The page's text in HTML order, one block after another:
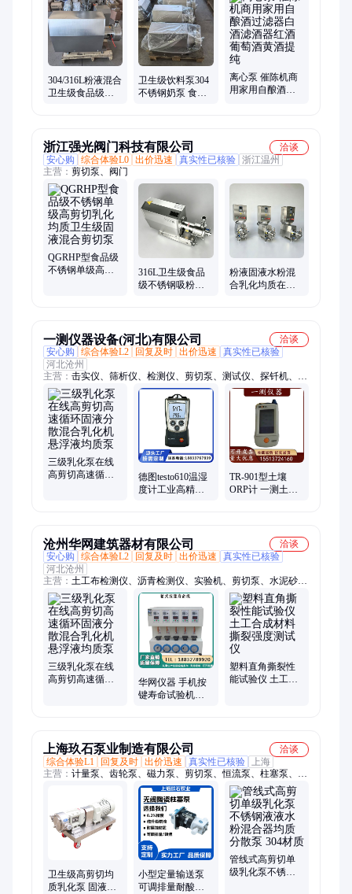
混合器、均质混合乳化泵、不锈钢离心泵、防爆离心泵、卫生级
饮料泵、不锈钢奶泵、食品级离心泵、不锈钢分散泵、卫生级乳
化泵、自吸泵、304自吸泵、立式乳化泵、食品级卫生泵、卧式
卫生级卫生泵、卫生泵、管线式三级乳化泵、防爆酒精泵
304/316L粉液混合
卫生级食品级不
卫生级饮料泵304
不锈钢奶泵 食品
离心泵 催陈机商
用家用自酿酒过
浙江强光阀门科技有限公司
洽谈
安心购
综合体验L0 出价迅速 真实性已核验 浙江温州
主营： 剪切泵、阀门
QGRHP型食品级
不锈钢单级高剪
316L卫生级食品
级不锈钢吸粉式
粉液固液水粉混
合乳化均质在线
一测仪器设备(河北)有限公司
洽谈
安心购
综合体验L2 回复及时 出价迅速
真实性已核验
河北沧州
主营： 击实仪、筛析仪、检测仪、剪切泵、测试仪、探钎机、集
装箱、试验机、测定仪、试验仪、阻力仪、振摆仪、大于40cm、
uv紫外线、防水材料、水泥浆体、石材耐磨、电线电缆、塑料哑
铃、水泥标准、砖石水泥、狄法尔磨、电动脱模、稳定度仪、压
力泌水、胶砂流动
三级乳化泵在线
高剪切高速循环
德图testo610温湿
度计工业高精度
TR-901型土壤
ORP计 一测土壤
沧州华网建筑器材有限公司
洽谈
安心购
综合体验L2 回复及时 出价迅速
真实性已核验
河北沧州
主营： 土工布检测仪、沥青检测仪、实验机、剪切泵、水泥砂浆
抗折抗压、压力机、养护箱、管材检测设备、混凝土设备、土壤
检测设备
三级乳化泵在线
高剪切高速循环
华网仪器 手机按
键寿命试验机
塑料直角撕裂性
能试验仪 土工合
上海玖石泵业制造有限公司
洽谈
综合体验L1
回复及时 出价迅速 真实性已核验
上海
主营： 计量泵、齿轮泵、磁力泵、剪切泵、恒流泵、柱塞泵、转
卫生级高剪切均
质乳化泵 固液粉
小型定量输送泵
可调排量耐酸碱
管线式高剪切单
级乳化泵不锈钢